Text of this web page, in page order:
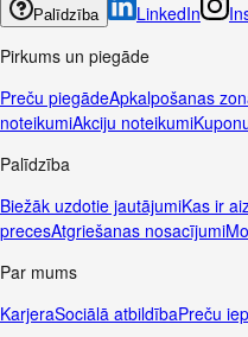
Palīdzība LinkedIn
Pirkums un piegāde
Preču piegādeApkalpošanas
noteikumiAkciju noteikumi
Palīdzība
Biežāk uzdotie jautājumiKas ir
precesAtgriešanas nosacījumi
Par mums
KarjeraSociālā atbildībaPreču